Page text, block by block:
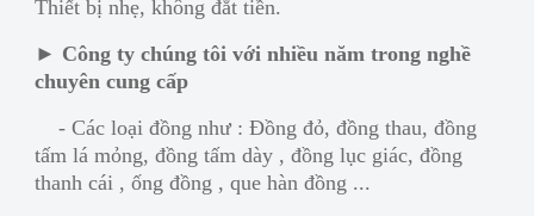
Thiết bị nhẹ, không đắt tiền.
► Công ty chúng tôi với nhiều năm trong nghề
chuyên cung cấp
- Các loại đồng như : Đồng đỏ, đồng thau, đồng
tấm lá mỏng, đồng tấm dày , đồng lục giác, đồng
thanh cái , ống đồng , que hàn đồng ...